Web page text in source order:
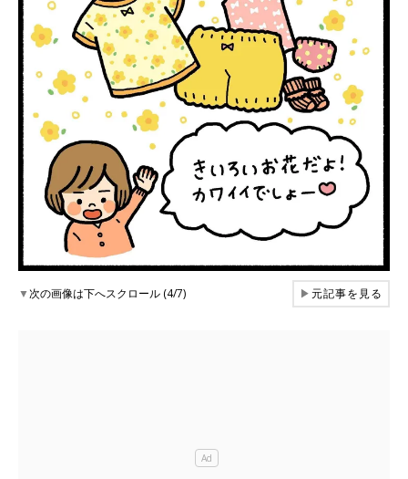
▼次の画像は下へスクロール (4/7) ▶元記事を見る